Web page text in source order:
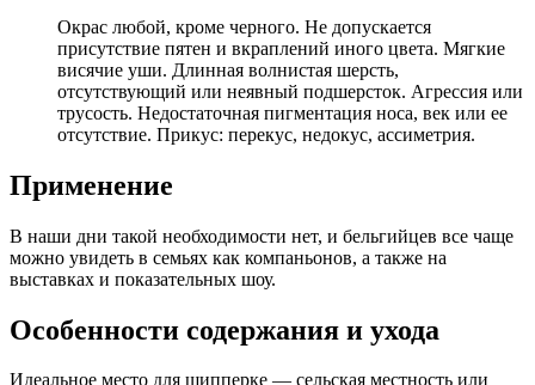
Окрас любой, кроме черного. Не допускается
присутствие пятен и вкраплений иного цвета. Мягкие
висячие уши. Длинная волнистая шерсть,
отсутствующий или неявный подшерсток. Агрессия или
трусость. Недостаточная пигментация носа, век или ее
отсутствие. Прикус: перекус, недокус, ассиметрия.
Применение
В наши дни такой необходимости нет, и бельгийцев все чаще
можно увидеть в семьях как компаньонов, а также на
выставках и показательных шоу.
Особенности содержания и ухода
Идеальное место для шипперке — сельская местность или